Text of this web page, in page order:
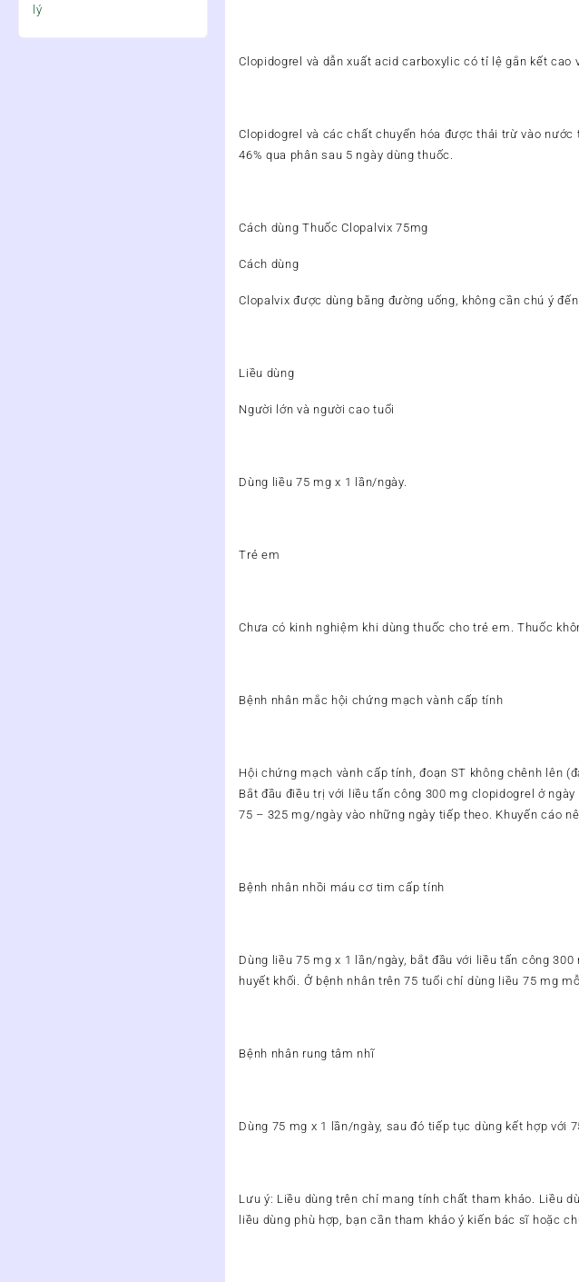
lý
Clopidogrel và dẫn xuất acid carboxylic có tỉ lệ gắn kết cao
Clopidogrel và các chất chuyển hóa được thải trừ vào
46% qua phân sau 5 ngày dùng thuốc.
Cách dùng Thuốc Clopalvix 75mg
Cách dùng
Clopalvix được dùng bằng đường uống, không cần chú ý
Liều dùng
Người lớn và người cao tuổi
Dùng liều 75 mg x 1 lần/ngày.
Trẻ em
Chưa có kinh nghiệm khi dùng thuốc cho trẻ em. Thuốc
Bệnh nhân mắc hội chứng mạch vành cấp tính
Hội chứng mạch vành cấp tính, đoạn ST không chênh lên
Bắt đầu điều trị với liều tấn công 300 mg clopidogrel ở
75 – 325 mg/ngày vào những ngày tiếp theo. Khuyến cáo
Bệnh nhân nhồi máu cơ tim cấp tính
Dùng liều 75 mg x 1 lần/ngày, bắt đầu với liều tấn công
huyết khối. Ở bệnh nhân trên 75 tuổi chỉ dùng liều 75 mg
Bệnh nhân rung tâm nhĩ
Dùng 75 mg x 1 lần/ngày, sau đó tiếp tục dùng kết hợp với
Lưu ý: Liều dùng trên chỉ mang tính chất tham khảo. Liều
liều dùng phù hợp, bạn cần tham khảo ý kiến bác sĩ hoặc